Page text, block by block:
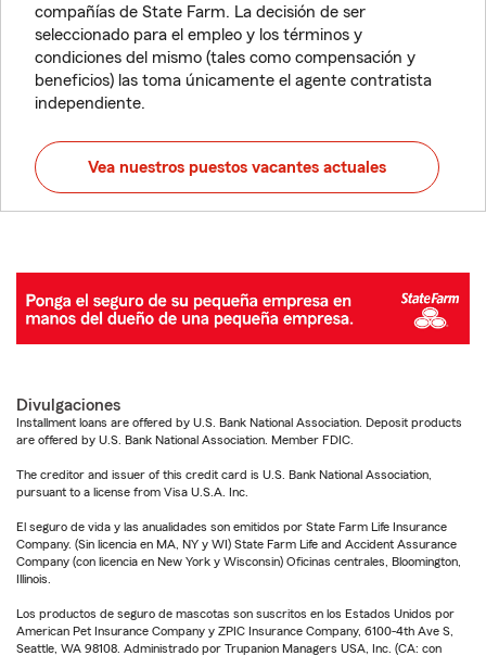
compañías de State Farm. La decisión de ser
seleccionado para el empleo y los términos y
condiciones del mismo (tales como compensación y
beneficios) las toma únicamente el agente contratista
independiente.
Vea nuestros puestos vacantes actuales
Divulgaciones
Installment loans are offered by U.S. Bank National Association. Deposit products
are offered by U.S. Bank National Association. Member FDIC.
The creditor and issuer of this credit card is U.S. Bank National Association,
pursuant to a license from Visa U.S.A. Inc.
El seguro de vida y las anualidades son emitidos por State Farm Life Insurance
Company. (Sin licencia en MA, NY y WI) State Farm Life and Accident Assurance
Company (con licencia en New York y Wisconsin) Oficinas centrales, Bloomington,
Illinois.
Los productos de seguro de mascotas son suscritos en los Estados Unidos por
American Pet Insurance Company y ZPIC Insurance Company, 6100-4th Ave S,
Seattle, WA 98108. Administrado por Trupanion Managers USA, Inc. (CA: con